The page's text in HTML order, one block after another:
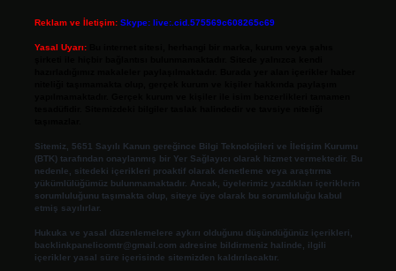
Reklam ve İletişim: Skype: live:.cid.575569c608265c69
Yasal Uyarı:
Sitemiz, 5651 Sayılı Kanun gereğince Bilgi Teknolojileri ve İletişim Kurumu
(BTK) tarafından onaylanmış bir Yer Sağlayıcı olarak hizmet vermektedir. Bu
nedenle, sitedeki içerikleri proaktif olarak denetleme veya araştırma
yükümlülüğümüz bulunmamaktadır. Ancak, üyelerimiz yazdıkları içeriklerin
sorumluluğunu taşımakta olup, siteye üye olarak bu sorumluluğu kabul
etmiş sayılırlar.
Hukuka ve yasal düzenlemelere aykırı olduğunu düşündüğünüz içerikleri,
backlinkpanelicomtr@gmail.com adresine bildirmeniz halinde, ilgili
içerikler yasal süre içerisinde sitemizden kaldırılacaktır.